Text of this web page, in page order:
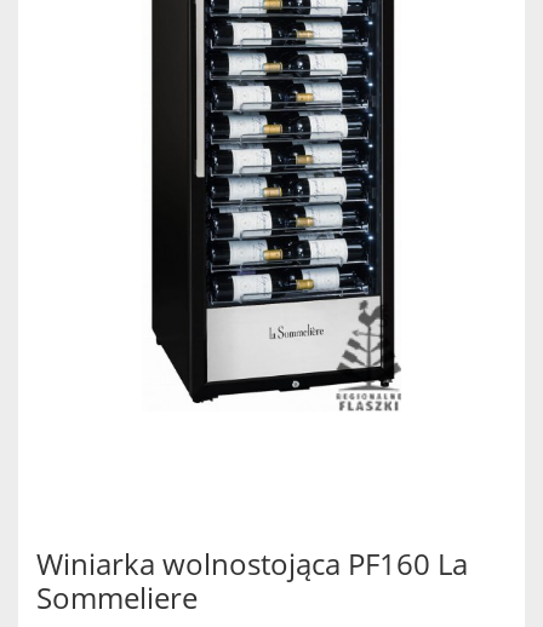
Winiarka wolnostojąca PF160 La
Sommeliere